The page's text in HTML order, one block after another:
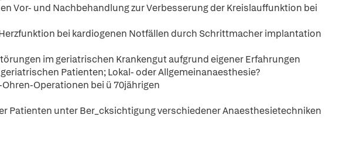
Vor- und Nachbehandlung zur Verbesserung der Kreislauffunktion bei
bei kardiogenen Notfällen durch Schrittmacher implantation
im geriatrischen Krankengut aufgrund eigener Erfahrungen
Patienten; Lokal- oder Allgemeinanaesthesie?
Operationen bei ü 70jährigen
Patienten unter Ber_cksichtigung verschiedener Anaesthesietechniken